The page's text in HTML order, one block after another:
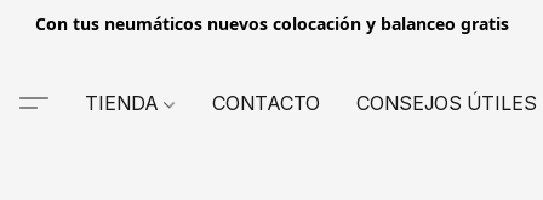
Con tus neumáticos nuevos colocación y balanceo gratis
TIENDA CONTACTO CONSEJOS ÚTILES